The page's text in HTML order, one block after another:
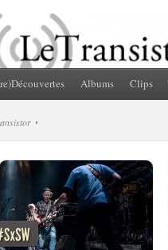
Albums Clips